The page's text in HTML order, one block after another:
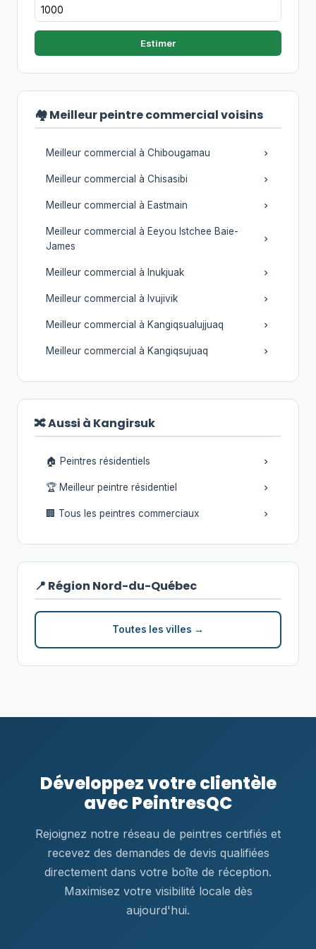
Estimer
🏘️ Meilleur peintre commercial voisins
Meilleur commercial à Chibougamau
Meilleur commercial à Chisasibi
Meilleur commercial à Eastmain
Meilleur commercial à Eeyou Istchee Baie-
James
Meilleur commercial à Inukjuak
Meilleur commercial à Ivujivik
Meilleur commercial à Kangiqsualujjuaq
Meilleur commercial à Kangiqsujuaq
🔀 Aussi à Kangirsuk
🏠 Peintres résidentiels
🏆 Meilleur peintre résidentiel
🏢 Tous les peintres commerciaux
📍 Région Nord-du-Québec
Toutes les villes →
Développez votre clientèle
avec PeintresQC
Rejoignez notre réseau de peintres certifiés et
recevez des demandes de devis qualifiées
directement dans votre boîte de réception.
Maximisez votre visibilité locale dès
aujourd'hui.